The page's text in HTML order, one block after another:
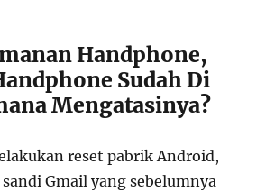
Handphone,
Sudah Di
Mengatasinya?
reset pabrik Android,
Gmail yang sebelumnya